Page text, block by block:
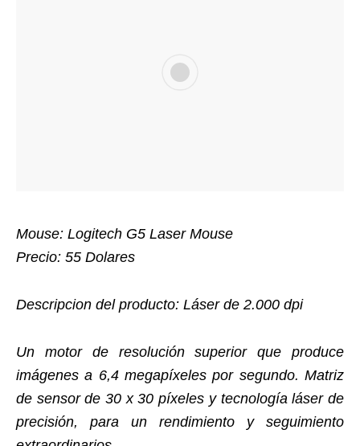
Mouse: Logitech G5 Laser Mouse
Precio: 55 Dolares
Descripcion del producto: Láser de 2.000 dpi
Un motor de resolución superior que produce
imágenes a 6,4 megapíxeles por segundo. Matriz
de sensor de 30 x 30 píxeles y tecnología láser de
precisión, para un rendimiento y seguimiento